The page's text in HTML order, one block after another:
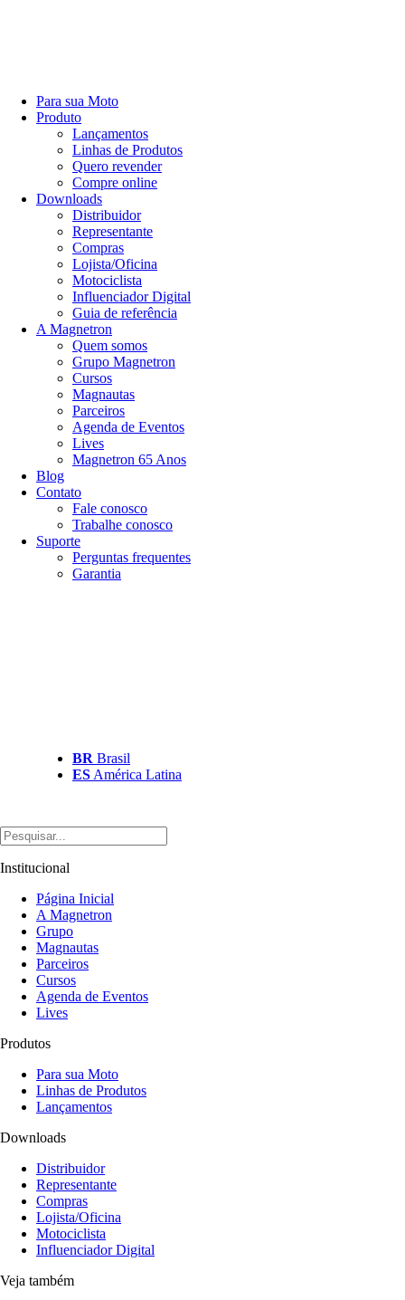
Para sua Moto
Produto
Lançamentos
Linhas de Produtos
Quero revender
Compre online
Downloads
Distribuidor
Representante
Compras
Lojista/Oficina
Motociclista
Influenciador Digital
Guia de referência
A Magnetron
Quem somos
Grupo Magnetron
Cursos
Magnautas
Parceiros
Agenda de Eventos
Lives
Magnetron 65 Anos
Blog
Contato
Fale conosco
Trabalhe conosco
Suporte
Perguntas frequentes
Garantia
BR Brasil
ES América Latina
Institucional
Página Inicial
A Magnetron
Grupo
Magnautas
Parceiros
Cursos
Agenda de Eventos
Lives
Produtos
Para sua Moto
Linhas de Produtos
Lançamentos
Downloads
Distribuidor
Representante
Compras
Lojista/Oficina
Motociclista
Influenciador Digital
Veja também